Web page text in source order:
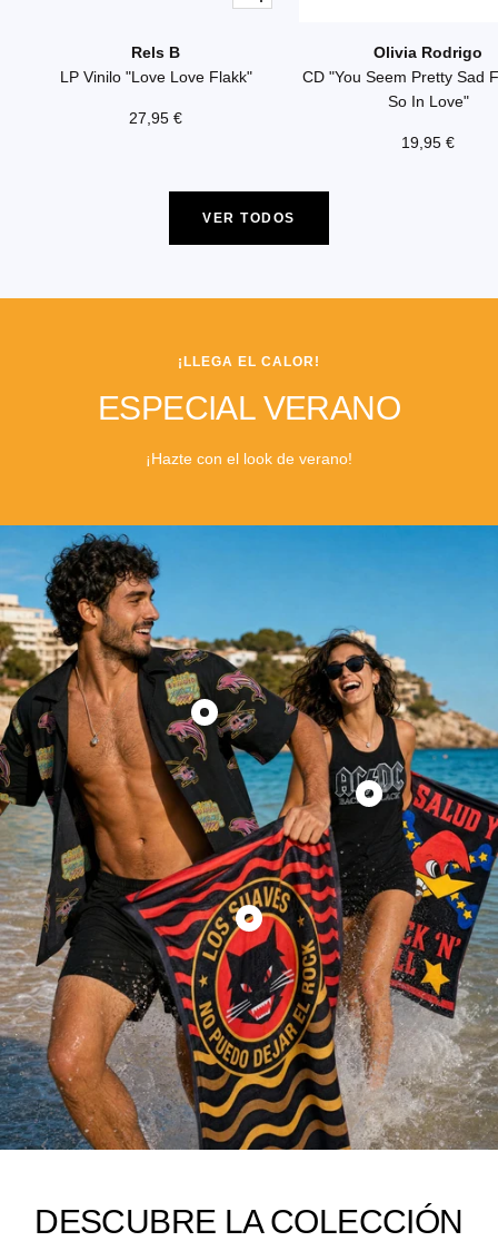
Añadir
Rels B
LP Vinilo "Love Love Flakk"
Precio
27,95 €
Olivia Rodrigo
CD "You Seem Pretty Sad
So In Love"
Precio
19,95 €
VER TODOS
¡LLEGA EL CALOR!
ESPECIAL VERANO
¡Hazte con el look de verano!
Mostrar
producto
Café
Quijano
Camisa
Hawaiana
Estampada
Mostrar
producto
Los
Suaves
-
Toalla
"No
Puedo
Dejar
Mostrar
producto
AC/DC
-
Camiseta
Tirantes
Mujer
"Back
In
Black"
DESCUBRE LA COLECCIÓN